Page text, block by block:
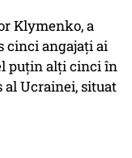
Klymenko, a
cinci angajați ai
puțin alți cinci în
al Ucrainei, situat